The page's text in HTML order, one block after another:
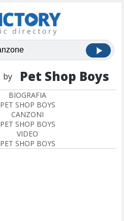
by Pet Shop Boys
BIOGRAFIA
PET SHOP BOYS
CANZONI
PET SHOP BOYS
VIDEO
PET SHOP BOYS